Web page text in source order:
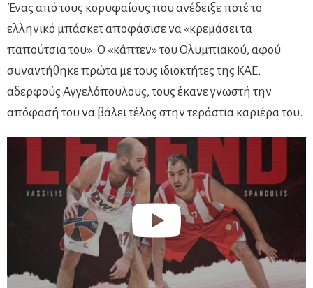
Ένας από τους κορυφαίους που ανέδειξε ποτέ το
ελληνικό μπάσκετ αποφάσισε να «κρεμάσει τα
παπούτσια του». Ο «κάπτεν» του Ολυμπιακού, αφού
συναντήθηκε πρώτα με τους ιδιοκτήτες της ΚΑΕ,
αδερφούς Αγγελόπουλους, τους έκανε γνωστή την
απόφασή του να βάλει τέλος στην τεράστια καριέρα του.